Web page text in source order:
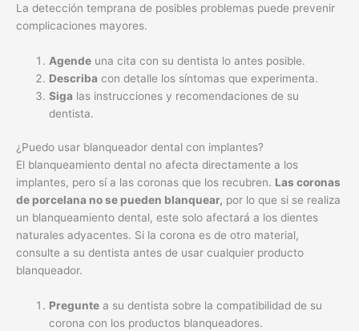
La detección temprana de posibles problemas puede prevenir
complicaciones mayores.
Agende una cita con su dentista lo antes posible.
Describa con detalle los síntomas que experimenta.
Siga las instrucciones y recomendaciones de su
dentista.
¿Puedo usar blanqueador dental con implantes?
El blanqueamiento dental no afecta directamente a los
implantes, pero sí a las coronas que los recubren. Las coronas
de porcelana no se pueden blanquear, por lo que si se realiza
un blanqueamiento dental, este solo afectará a los dientes
naturales adyacentes. Si la corona es de otro material,
consulte a su dentista antes de usar cualquier producto
blanqueador.
Pregunte a su dentista sobre la compatibilidad de su
corona con los productos blanqueadores.